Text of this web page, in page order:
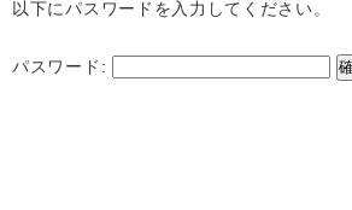
以下にパスワードを入力してください。
パスワード: